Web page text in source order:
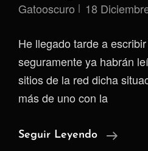
Gatooscuro 18
He llegado tarde a
seguramente ya habrán
sitios de la red dicha
más de uno con la
Seguir Leyendo